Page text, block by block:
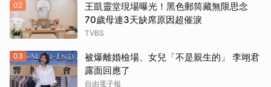
02
王凱靈堂現場曝光！黑色郵筒藏無限思念
70歲母連3天缺席原因超催淚
TVBS
03
被爆離婚檢場、女兒「不是親生的」 李翊君
露面回應了
自由電子報